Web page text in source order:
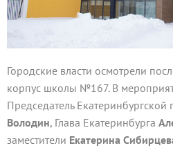
Городские власти осмотрели
корпус школы №167. В
Председатель
Володин, Глава Екатеринбурга
заместители Екатерина